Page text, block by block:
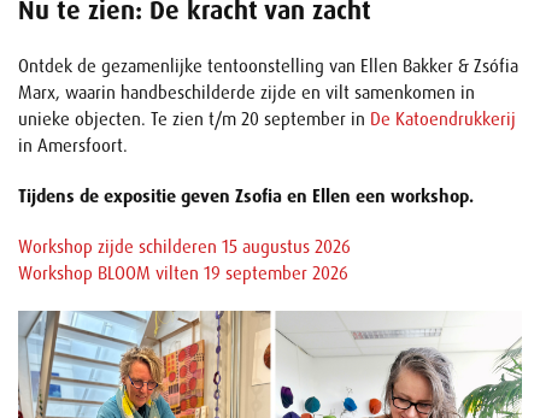
Nu te zien: De kracht van zacht
Ontdek de gezamenlijke tentoonstelling van Ellen Bakker & Zsófia
Marx, waarin handbeschilderde zijde en vilt samenkomen in
unieke objecten. Te zien t/m 20 september in De Katoendrukkerij
in Amersfoort.
Tijdens de expositie geven Zsofia en Ellen een workshop.
Workshop zijde schilderen 15 augustus 2026
Workshop BLOOM vilten 19 september 2026